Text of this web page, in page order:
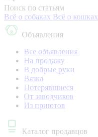
Поиск по статьям
Всё о собаках Всё о кошках
Объявления
Все объявления
На продажу
В добрые руки
Вязка
Потерявшиеся
От заводчиков
Из приютов
Каталог продавцов